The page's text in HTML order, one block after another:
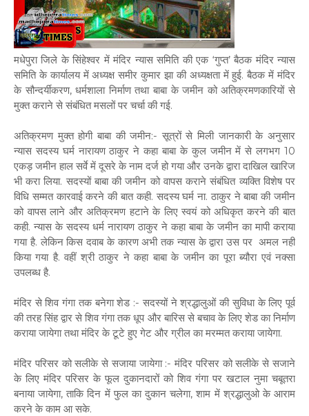
मधेपुरा जिले के सिंहेश्वर में मंदिर न्यास समिति की एक ‘गुप्त’ बैठक मंदिर न्यास
समिति के कार्यालय में अध्यक्ष समीर कुमार झा की अध्यक्षता में हुई. बैठक में मंदिर
के सौन्दर्यीकरण, धर्मशाला निर्माण तथा बाबा के जमीन को अतिक्रमणकारियों से
मुक्त कराने से संबंधित मसलों पर चर्चा की गई.
अतिक्रमण मुक्त होगी बाबा की जमीन:- सूत्रों से मिली जानकारी के अनुसार
न्यास सदस्य घर्म नारायण ठाकुर ने कहा बाबा के कुल जमीन में से लगभग 10
एकड़ जमीन हाल सर्वे में दूसरे के नाम दर्ज हो गया और उनके द्वारा दाखिल खारिज
भी करा लिया. सदस्यों बाबा की जमीन को वापस कराने संबंधित व्यक्ति विशेष पर
विधि सम्मत कारवाई करने की बात कही. सदस्य घर्म ना. ठाकुर ने बाबा की जमीन
को वापस लाने और अतिक्रमण हटाने के लिए स्वयं को अधिकृत करने की बात
कही. न्यास के सदस्य धर्म नारायण ठाकुर ने कहा बाबा के जमीन का मापी कराया
गया है. लेकिन किस दवाब के कारण अभी तक न्यास के द्वारा उस पर अमल नही
किया गया है. वहीं श्री ठाकुर ने कहा बाबा के जमीन का पूरा ब्यौरा एवं नक्सा
उपलब्ध है.
मंदिर से शिव गंगा तक बनेगा शेड :- सदस्यों ने श्रद्धालुओं की सुविधा के लिए पूर्व
की तरह सिंह द्वार से शिव गंगा तक धूप और बारिस से बचाव के लिए शेड का निर्माण
कराया जायेगा तथा मंदिर के टूटे हुए गेट और ग्रील का मरम्मत कराया जायेगा.
मंदिर परिसर को सलीके से सजाया जायेगा :- मंदिर परिसर को सलीके से सजाने
के लिए मंदिर परिसर के फूल दुकानदारों को शिव गंगा पर खटाल नुमा चबूतरा
बनाया जायेगा, ताकि दिन में फुल का दुकान चलेगा, शाम में श्रद्धालुओ के आराम
करने के काम आ सके.